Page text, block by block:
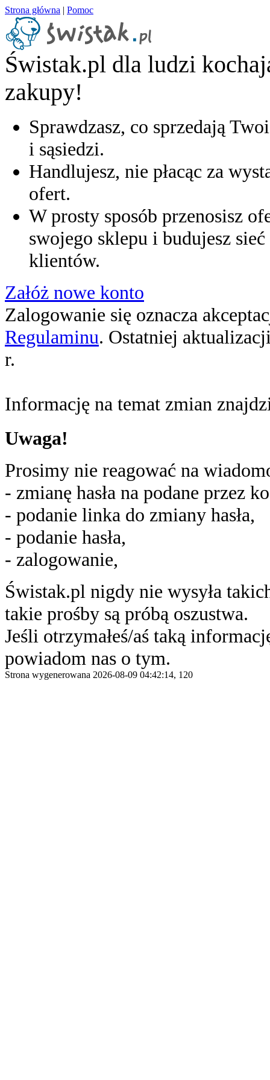
Strona główna | Pomoc
Świstak.pl dla ludzi
zakupy!
Sprawdzasz, co sprzedają
i sąsiedzi.
Handlujesz, nie płacąc za
ofert.
W prosty sposób przenosisz
swojego sklepu i budujesz sieć
klientów.
Załóż nowe konto
Zalogowanie się oznacza
Regulaminu. Ostatniej
r.
Informację na temat zmian
Uwaga!
Prosimy nie reagować na
- zmianę hasła na podane przez
- podanie linka do zmiany hasła,
- podanie hasła,
- zalogowanie,
Świstak.pl nigdy nie wysyła
takie prośby są próbą oszustwa.
Jeśli otrzymałeś/aś taką
powiadom nas o tym.
Strona wygenerowana 2026-08-09 04:42:14, 120